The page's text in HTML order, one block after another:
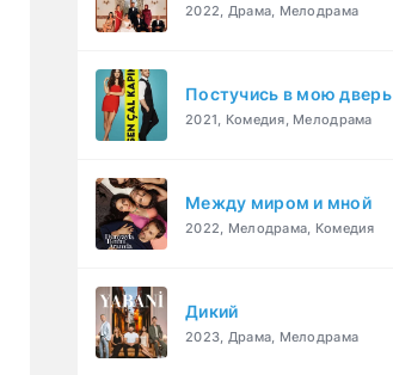
2022, Драма, Мелодрама
Постучись в мою дверь
2021, Комедия, Мелодрама
Между миром и мной
2022, Мелодрама, Комедия
Дикий
2023, Драма, Мелодрама